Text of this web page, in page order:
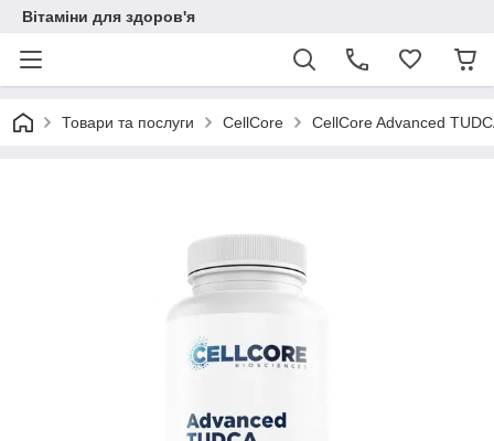
Вітаміни для здоров'я
Товари та послуги CellCore CellCore Advanced